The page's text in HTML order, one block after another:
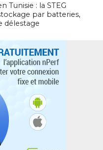
Tunisie : la STEG
par batteries,
délestage